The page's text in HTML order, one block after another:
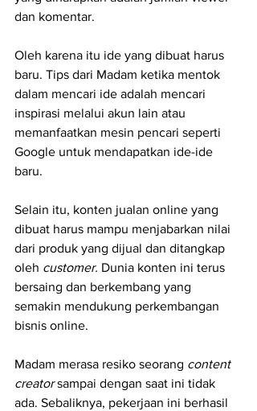
dan komentar.
Oleh karena itu ide yang dibuat harus
baru. Tips dari Madam ketika mentok
dalam mencari ide adalah mencari
inspirasi melalui akun lain atau
memanfaatkan mesin pencari seperti
Google untuk mendapatkan ide-ide
baru.
Selain itu, konten jualan online yang
dibuat harus mampu menjabarkan nilai
dari produk yang dijual dan ditangkap
oleh customer. Dunia konten ini terus
bersaing dan berkembang yang
semakin mendukung perkembangan
bisnis online.
Madam merasa resiko seorang content
creator sampai dengan saat ini tidak
ada. Sebaliknya, pekerjaan ini berhasil